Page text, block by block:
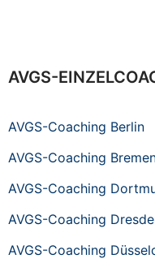
AVGS-
AVGS-Coaching Berlin
AVGS-Coaching
AVGS-Coaching
AVGS-Coaching
AVGS-Coaching